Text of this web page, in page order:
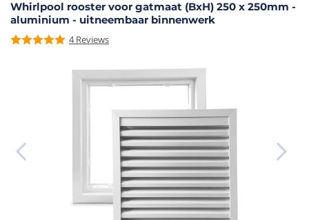
Whirlpool rooster voor gatmaat (BxH) 250 x 250mm -
aluminium - uitneembaar binnenwerk
4Reviews
het